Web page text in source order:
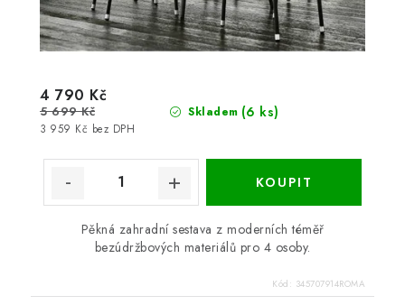
Skladem (6 ks)
3 959 Kč bez DPH
4 790 Kč
5 699 Kč
Pěkná zahradní sestava z moderních téměř
bezúdržbových materiálů pro 4 osoby.
Kód: 345707914ROMA